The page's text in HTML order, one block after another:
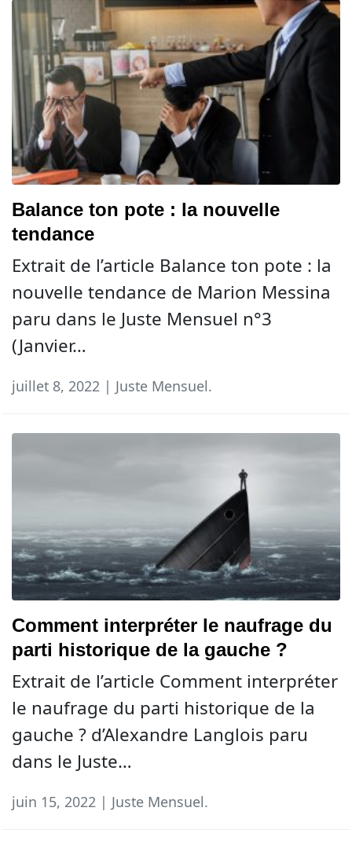
Balance ton pote : la nouvelle
tendance
Extrait de l’article Balance ton pote : la
nouvelle tendance de Marion Messina
paru dans le Juste Mensuel n°3
(Janvier…
juillet 8, 2022 | Juste Mensuel.
Comment interpréter le naufrage du
parti historique de la gauche ?
Extrait de l’article Comment interpréter
le naufrage du parti historique de la
gauche ? d’Alexandre Langlois paru
dans le Juste…
juin 15, 2022 | Juste Mensuel.